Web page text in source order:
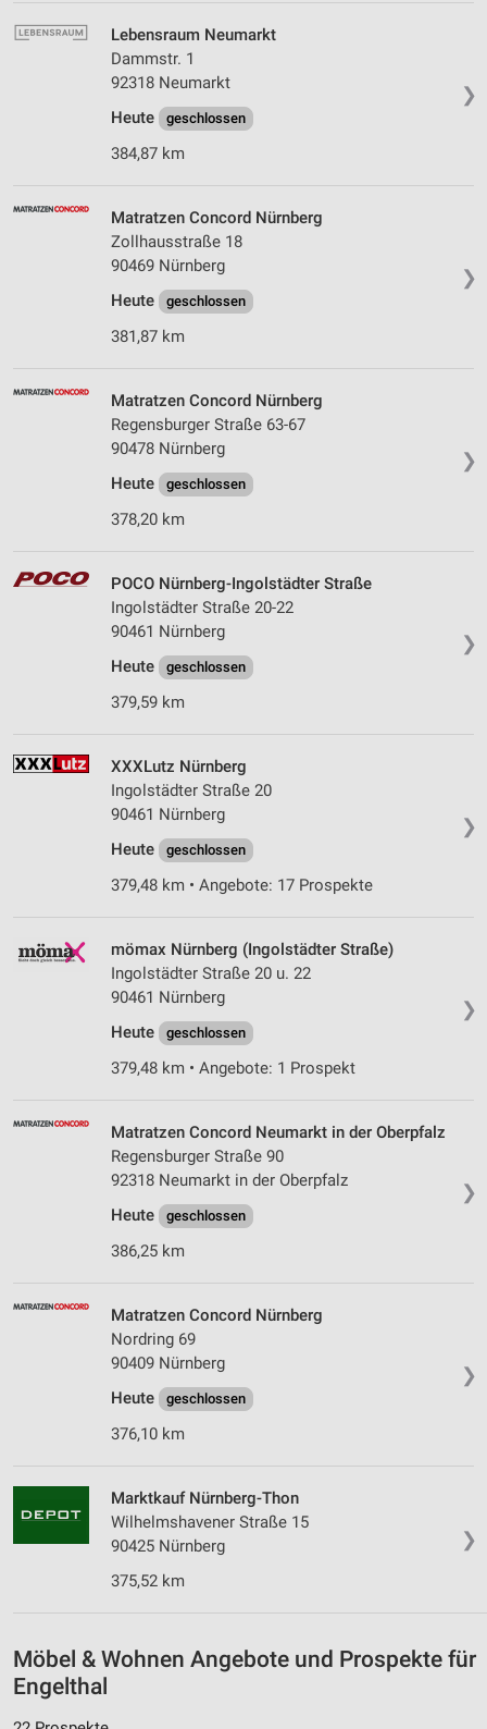
❯
Lebensraum Neumarkt
Dammstr. 1
92318 Neumarkt
Heute
geschlossen
384,87 km
❯
Matratzen Concord Nürnberg
Zollhausstraße 18
90469 Nürnberg
Heute
geschlossen
381,87 km
❯
Matratzen Concord Nürnberg
Regensburger Straße 63-67
90478 Nürnberg
Heute
geschlossen
378,20 km
❯
POCO Nürnberg-Ingolstädter Straße
Ingolstädter Straße 20-22
90461 Nürnberg
Heute
geschlossen
379,59 km
❯
XXXLutz Nürnberg
Ingolstädter Straße 20
90461 Nürnberg
Heute
geschlossen
379,48 km • Angebote: 17 Prospekte
❯
mömax Nürnberg (Ingolstädter Straße)
Ingolstädter Straße 20 u. 22
90461 Nürnberg
Heute
geschlossen
379,48 km • Angebote: 1 Prospekt
❯
Matratzen Concord Neumarkt in der Oberpfalz
Regensburger Straße 90
92318 Neumarkt in der Oberpfalz
Heute
geschlossen
386,25 km
❯
Matratzen Concord Nürnberg
Nordring 69
90409 Nürnberg
Heute
geschlossen
376,10 km
❯
Marktkauf Nürnberg-Thon
Wilhelmshavener Straße 15
90425 Nürnberg
375,52 km
Möbel & Wohnen Angebote und Prospekte für
Engelthal